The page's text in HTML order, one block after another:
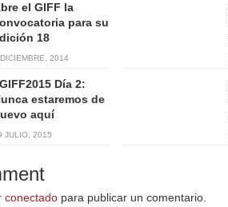
el GIFF la
para su
18
2014
Día 2:
estaremos de
aquí
JULIO, 2015
conectado para publicar un comentario.